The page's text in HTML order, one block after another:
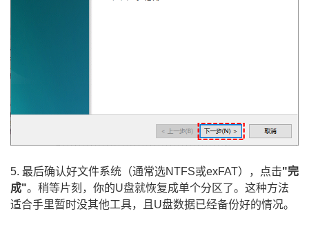
5. 最后确认好文件系统（通常选NTFS或exFAT），点击"完
成"。稍等片刻，你的U盘就恢复成单个分区了。这种方法
适合手里暂时没其他工具，且U盘数据已经备份好的情况。